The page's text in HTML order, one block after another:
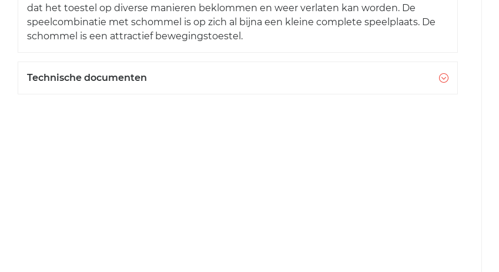
dat het toestel op diverse manieren beklommen en weer verlaten kan worden. De
speelcombinatie met schommel is op zich al bijna een kleine complete speelplaats. De
schommel is een attractief bewegingstoestel.
Technische documenten